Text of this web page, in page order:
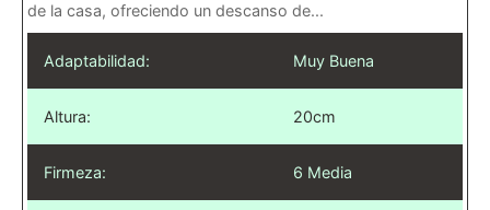
de la casa, ofreciendo un descanso de...
Adaptabilidad: Muy Buena
Altura: 20cm
Firmeza: 6 Media